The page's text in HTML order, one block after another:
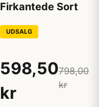
Firkantede Sort
UDSALG
598,50
kr
798,00
kr